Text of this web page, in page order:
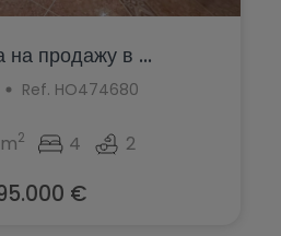
на продажу в ...
Ref. HO474680
2 4 2
€